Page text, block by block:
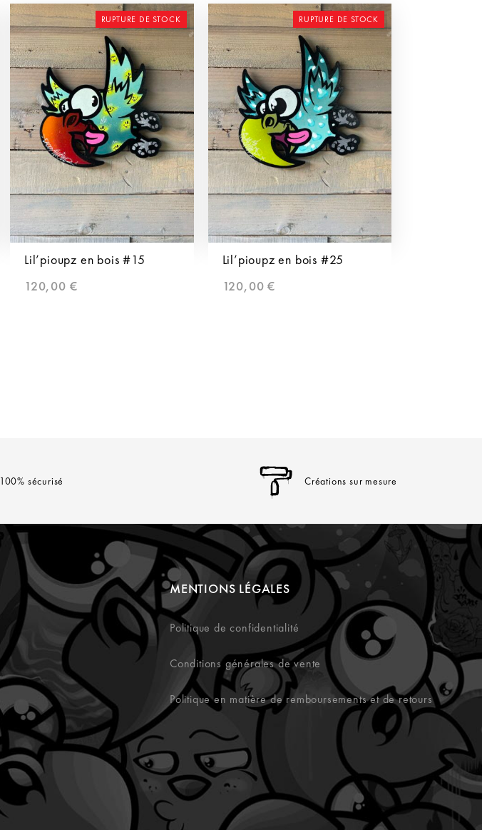
RUPTURE DE STOCK
Lil’pioupz en bois #15
120,00 €
RUPTURE DE STOCK
Lil’pioupz en bois #25
120,00€
100% sécurisé Créations sur mesure
MENTIONS LÉGALES
Politique de confidentialité
Conditions générales de vente
Politique en matière de remboursements et de retours